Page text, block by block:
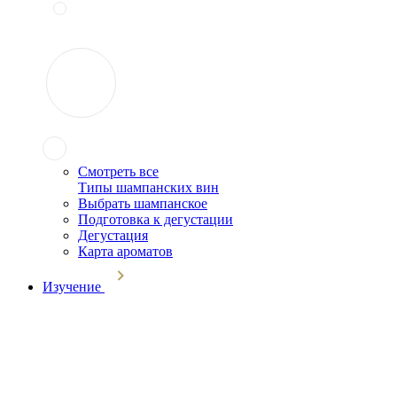
Смотреть все
Типы шампанских вин
Выбрать шампанское
Подготовка к дегустации
Дегустация
Карта ароматов
Изучение